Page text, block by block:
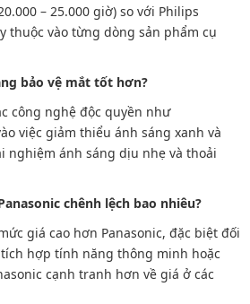
– 25.000 giờ) so với Philips
thuộc vào từng dòng sản phẩm cụ
bảo vệ mắt tốt hơn?
công nghệ độc quyền như
việc giảm thiểu ánh sáng xanh và
nghiệm ánh sáng dịu nhẹ và thoải
chênh lệch bao nhiêu?
giá cao hơn Panasonic, đặc biệt đối
hợp tính năng thông minh hoặc
cạnh tranh hơn về giá ở các